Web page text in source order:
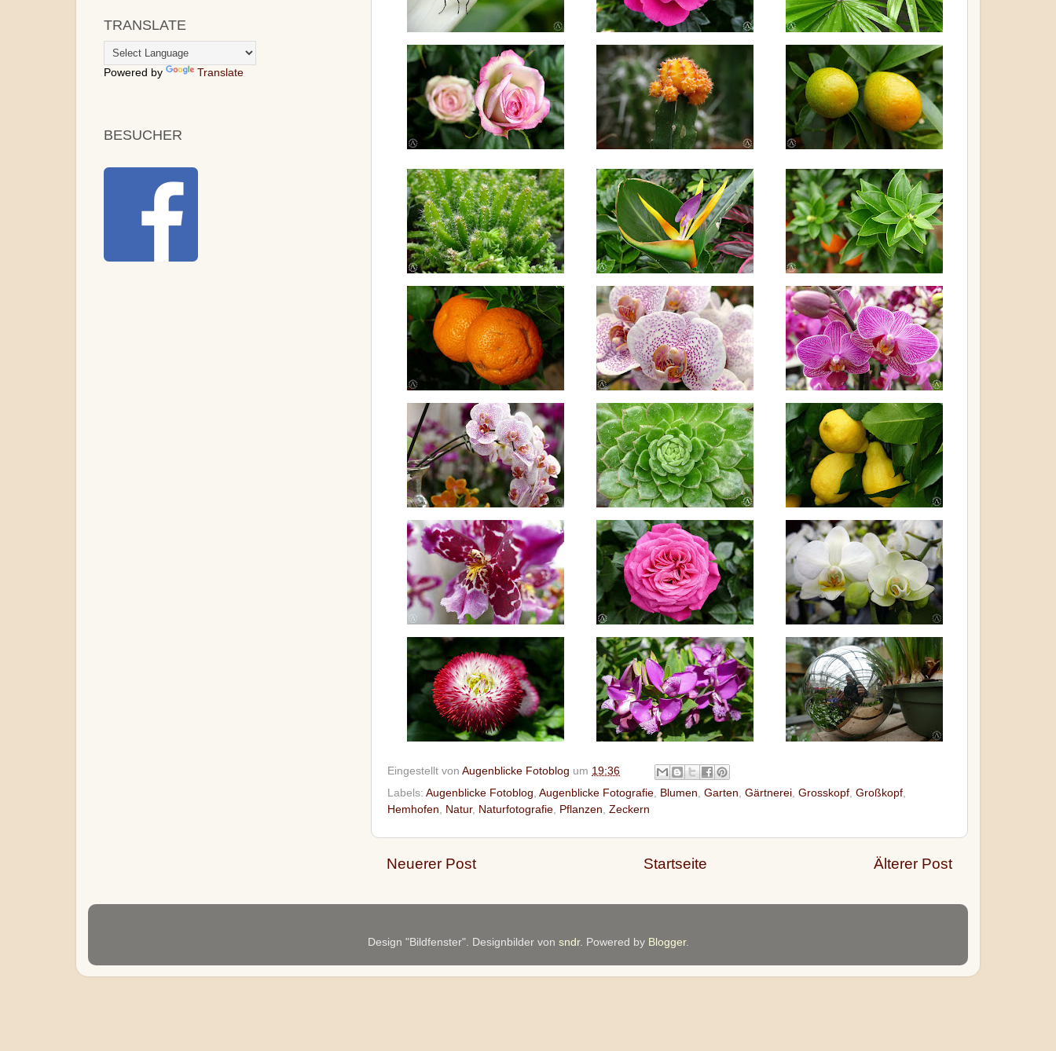
Eingestellt von Augenblicke Fotoblog um 19:36
Labels: Augenblicke Fotoblog Augenblicke Fotografie Blumen Garten Gärtnerei Grosskopf Großkopf
Hemhofen
Natur, Naturfotografie Pflanzen Zeckern
Neuerer Post Älterer Post
Startseite
TRANSLATE
Powered by Translate
BESUCHER
Design "Bildfenster". Designbilder von sndr. Powered by Blogger.